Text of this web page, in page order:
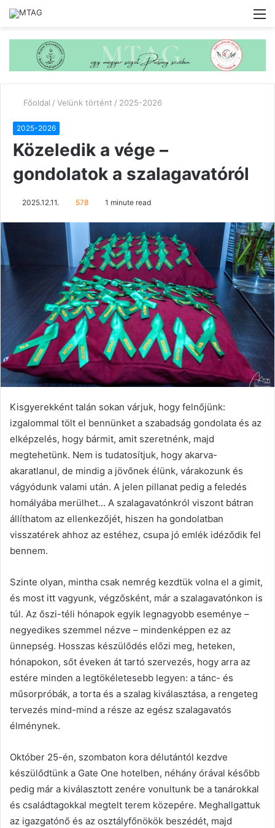
Főoldal / Velünk történt / 2025-2026
2025-2026
Közeledik a vége –
gondolatok a szalagavatóról
2025.12.11. 578 1 minute read
Kisgyerekként talán sokan várjuk, hogy felnőjünk:
izgalommal tölt el bennünket a szabadság gondolata és az
elképzelés, hogy bármit, amit szeretnénk, majd
megtehetünk. Nem is tudatosítjuk, hogy akarva-
akaratlanul, de mindig a jövőnek élünk, várakozunk és
vágyódunk valami után. A jelen pillanat pedig a feledés
homályába merülhet… A szalagavatónkról viszont bátran
állíthatom az ellenkezőjét, hiszen ha gondolatban
visszatérek ahhoz az estéhez, csupa jó emlék idéződik fel
bennem.
Szinte olyan, mintha csak nemrég kezdtük volna el a gimit,
és most itt vagyunk, végzősként, már a szalagavatónkon is
túl. Az őszi-téli hónapok egyik legnagyobb eseménye –
negyedikes szemmel nézve – mindenképpen ez az
ünnepség. Hosszas készülődés előzi meg, heteken,
hónapokon, sőt éveken át tartó szervezés, hogy arra az
estére minden a legtökéletesebb legyen: a tánc- és
műsorpróbák, a torta és a szalag kiválasztása, a rengeteg
tervezés mind-mind a része az egész szalagavatós
élménynek.
Október 25-én, szombaton kora délutántól kezdve
készülődtünk a Gate One hotelben, néhány órával később
pedig már a kiválasztott zenére vonultunk be a tanárokkal
és családtagokkal megtelt terem közepére. Meghallgattuk
az igazgatónő és az osztályfőnökök beszédét, majd